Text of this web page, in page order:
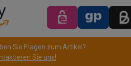
Sie Fragen zum Artikel?
Sie uns!